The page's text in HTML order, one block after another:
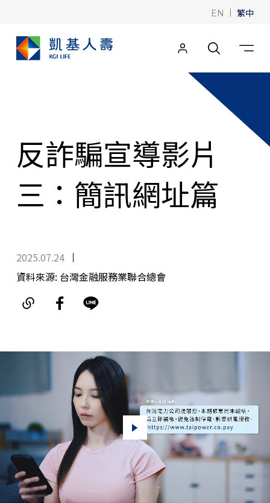
EN | 繁中
反詐騙宣導影片
三：簡訊網址篇
2025.07.24
資料來源: 台灣金融服務業聯合總會